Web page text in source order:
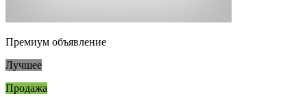
Премиум объявление
Лучшее
Продажа